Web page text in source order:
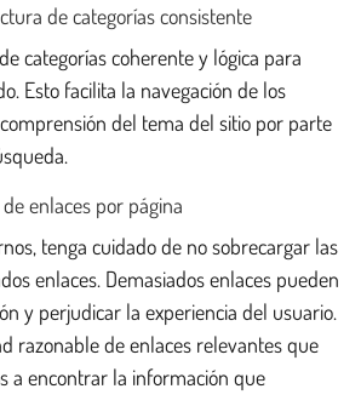
de categorías consistente
categorías coherente y lógica para
Esto facilita la navegación de los
del tema del sitio por parte
enlaces por página
tenga cuidado de no sobrecargar las
enlaces. Demasiados enlaces pueden
y perjudicar la experiencia del usuario.
razonable de enlaces relevantes que
a encontrar la información que